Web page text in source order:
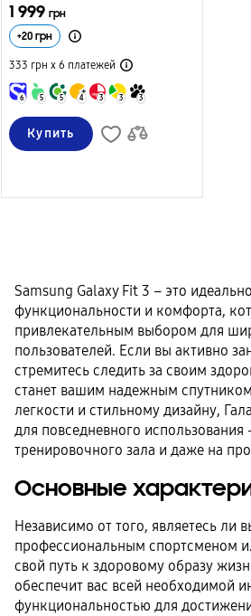
1 999 грн
+20 грн
333 грн х 6 платежей
6 5 5 4 3 3 3
Купить
Samsung Galaxy Fit 3 – это
функциональности и комфорта,
привлекательным выбором для
пользователей. Если вы активно
стремитесь следить за своим
станет вашим надежным
легкости и стильному дизайну,
для повседневного использования
тренировочного зала и даже на
Основные
Независимо от того, являетесь ли
профессиональным спортсменом
свой путь к здоровому образу
обеспечит вас всей необходимой
функциональностью для